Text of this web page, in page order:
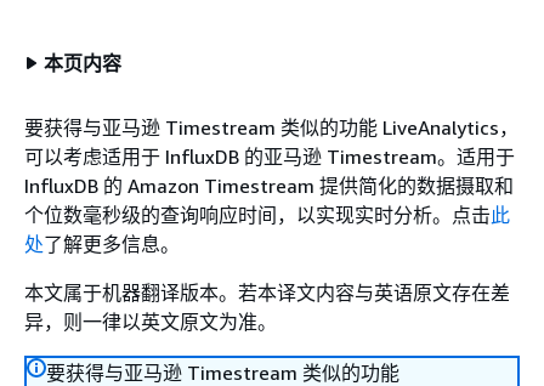
本页内容
要获得与亚马逊 Timestream 类似的功能 LiveAnalytics，
可以考虑适用于 InfluxDB 的亚马逊 Timestream。适用于
InfluxDB 的 Amazon Timestream 提供简化的数据摄取和
个位数毫秒级的查询响应时间，以实现实时分析。点击此
处了解更多信息。
本文属于机器翻译版本。若本译文内容与英语原文存在差
异，则一律以英文原文为准。
要获得与亚马逊 Timestream 类似的功能